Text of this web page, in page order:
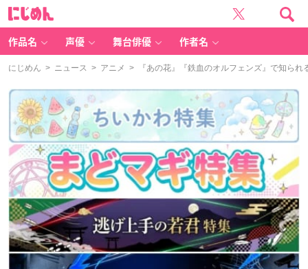
作品名 声優 舞台俳優 作者名
にじめん > ニュース > アニメ > 『あの花』『鉄血のオルフェンズ』で知られ